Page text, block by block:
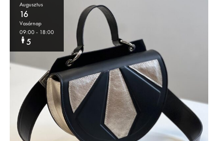
Augusztus
16
Vasárnap
09:00- 18:00
5